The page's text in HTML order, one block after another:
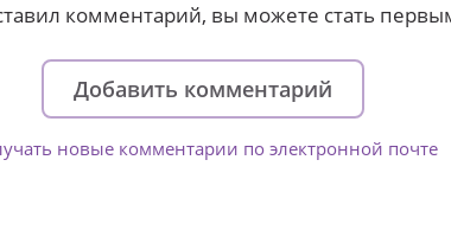
комментарий, вы можете стать
Добавить комментарий
новые комментарии по электронной почте